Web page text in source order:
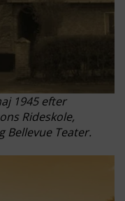
1945 efter
Rideskole,
Bellevue Teater.